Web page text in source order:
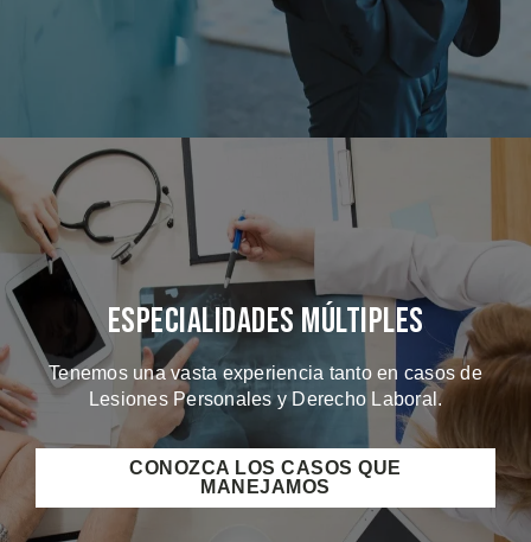
Especialidades Múltiples
Tenemos una vasta experiencia tanto en casos de
Lesiones Personales y Derecho Laboral.
CONOZCA LOS CASOS QUE
MANEJAMOS